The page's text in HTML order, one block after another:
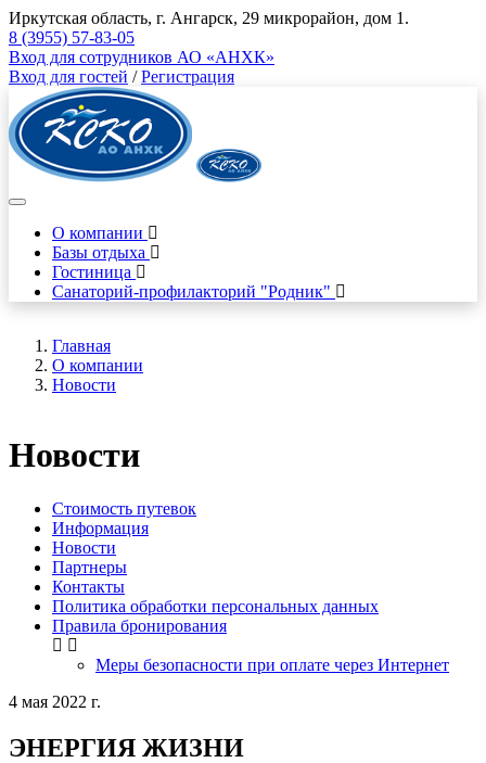
Иркутская область, г. Ангарск, 29 микрорайон, дом 1.
8 (3955) 57-83-05
Вход для сотрудников АО «АНХК»
Вход для гостей /Регистрация
О компании
Базы отдыха
Гостиница
Санаторий-профилакторий "Родник"
Главная
О компании
Новости
Новости
Стоимость путевок
Информация
Новости
Партнеры
Контакты
Политика обработки персональных данных
Правила бронирования
Меры безопасности при оплате через Интернет
4 мая 2022 г.
ЭНЕРГИЯ ЖИЗНИ